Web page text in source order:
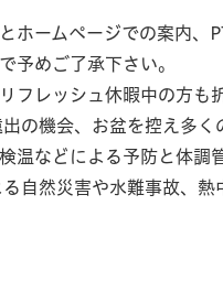
ホームページでの案内、
予めご了承下さい。
リフレッシュ休暇中の方も
の機会、お盆を控え多
温などによる予防と体調
自然災害や水難事故、熱